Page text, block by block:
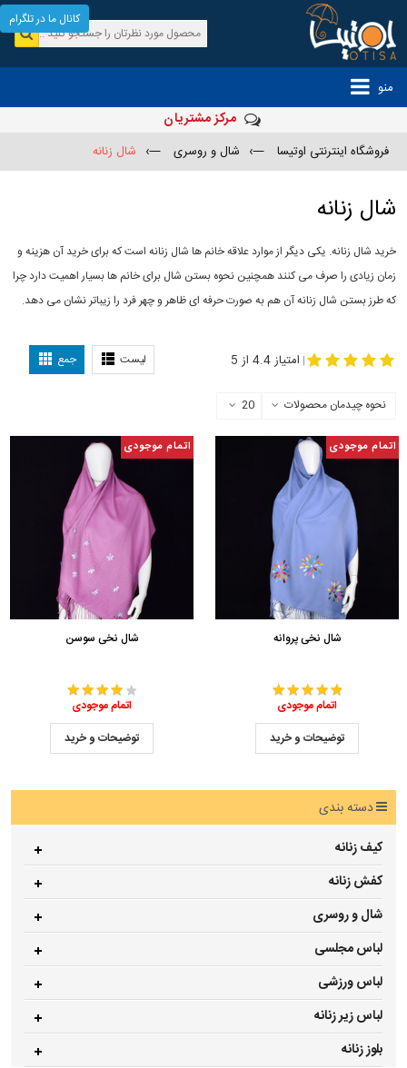
منو
مرکز مشتریان
فروشگاه اینترنتی اوتیسا —› شال و روسری —› شال زنانه
شال زنانه
خرید شال زنانه. یکی دیگر از موارد علاقه خانم ها شال زنانه است که برای خرید آن هزینه و
زمان زیادی را صرف می کنند همچنین نحوه بستن شال برای خانم ها بسیار اهمیت دارد چرا
که طرز بستن شال زنانه آن هم به صورت حرفه ای ظاهر و چهر فرد را زیباتر نشان می دهد.
لیست جمع | امتیاز 4.4 از 5
نحوه چیدمان محصولات 20
اتمام موجودی
شال نخی پروانه
اتمام موجودی
توضیحات و خرید
اتمام موجودی
شال نخی سوسن
اتمام موجودی
توضیحات و خرید
دسته بندی
کیف زنانه
کفش زنانه
شال و روسری
لباس مجلسی
لباس ورزشی
لباس زیر زنانه
بلوز زنانه
کانال ما در تلگرام